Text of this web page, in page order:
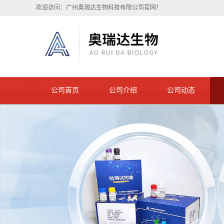
欢迎访问：广州奥瑞达生物科技有限公司官网！
公司首页 公司介绍 公司动态